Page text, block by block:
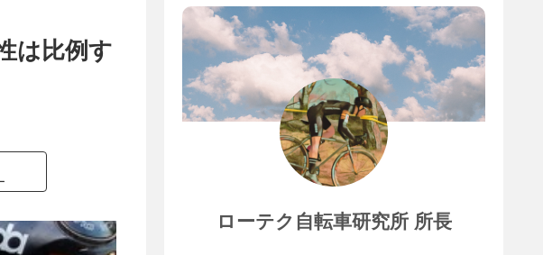
は比例す
ローテク自転車研究所 所長